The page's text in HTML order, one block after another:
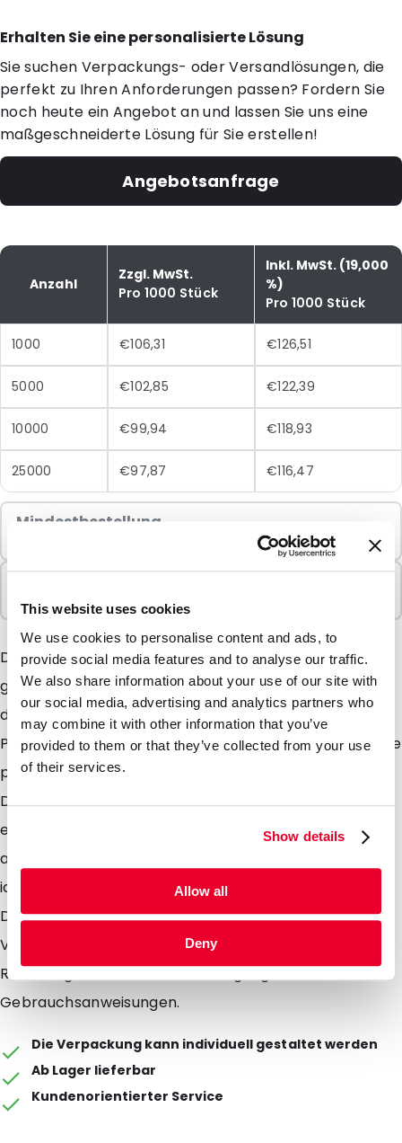
This website uses cookies
We use cookies to personalise content and ads, to
provide social media features and to analyse our traffic.
We also share information about your use of our site with
our social media, advertising and analytics partners who
may combine it with other information that you’ve
provided to them or that they’ve collected from your use
of their services.
Show details
Allow all
Deny
Erhalten Sie eine personalisierte Lösung
Sie suchen Verpackungs- oder Versandlösungen, die
perfekt zu Ihren Anforderungen passen? Fordern Sie
noch heute ein Angebot an und lassen Sie uns eine
maßgeschneiderte Lösung für Sie erstellen!
Angebotsanfrage
Anzahl
Zzgl. MwSt.
Pro 1000 Stück
Inkl. MwSt. (19,000
%)
Pro 1000 Stück
1000 €106,31 €126,51
5000 €102,85 €122,39
10000 €99,94 €118,93
25000 €97,87 €116,47
Mindestbestellung
1000 Einheiten
DocuBag-Verpackungen bieten perfekten Schutz
gegen Feuchtigkeit und grobe Behandlung während
des Transportes. Sie bestehen aus hochwertigem
Polyethylen und sind natürlich selbstklebend, wobei sie
perfekt und dauerhaft auf jedem Untergrund haften.
Das Einstecken der Dokumente und die Versiegelung
erfolgt sicher und schnell. Sie können die DocuBag
auch durch uns bedrucken lassen. Der DocuBag ist die
ideale Verpackung für Lieferscheine oder ähnliche
Dokumente und bietet optimalen Schutz beim
Versand von Frachtbriefen, Lieferscheinen,
Rechnungen, Garantiebescheinigungen und
Gebrauchsanweisungen.
Die Verpackung kann individuell gestaltet werden
Ab Lager lieferbar
Kundenorientierter Service